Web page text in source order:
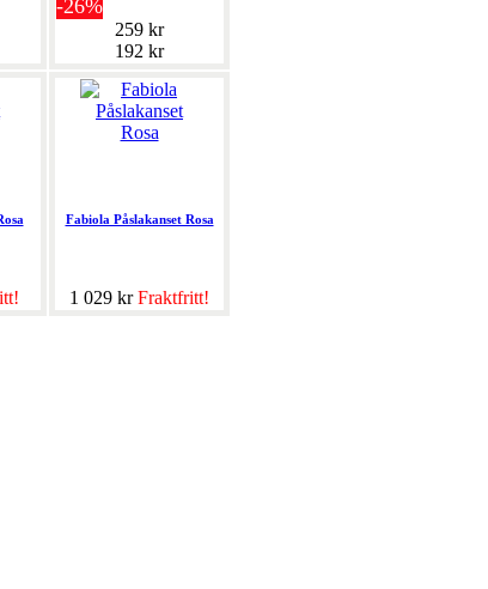
-26%
259 kr
192 kr
Fabiola Påslakanset Rosa
1 029 krFraktfritt!